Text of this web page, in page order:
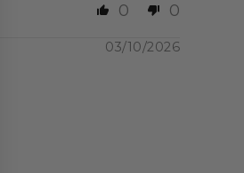
0
0
03/10/2026